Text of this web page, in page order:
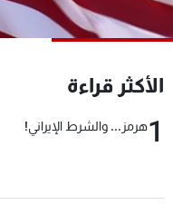
الأكثر قراءة
1هرمز... والشرط الإيراني!
شاهد البرامج
الترددات
عن MTV
لاعلاناتكم